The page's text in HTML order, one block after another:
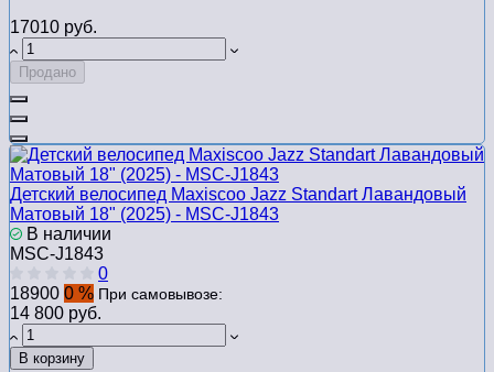
17010 руб.
Продано
Детский велосипед Maxiscoo Jazz Standart Лавандовый
Матовый 18" (2025) - MSC-J1843
В наличии
MSC-J1843
0
18900 0 % При самовывозе:
14 800 руб.
В корзину